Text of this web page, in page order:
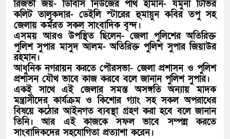
রিজভী জয়- ডিবিসি নিউজের পার্থ হামান- যমুনা টিভির
কলিট তালুকদার- ডেইলি স্টারের হুমায়ুন কবির তপু সহ
জেলায় কর্মরত সকল সাংবাদিক বৃন্দ।
এসময় আরও উপস্থিত ছিলেন- জেলা পুলিশের অতিরিক্ত
পুলিশ সুপার মাসুদ আলম- অতিরিক্ত পুলিশ সুপার জিয়াউর
রহমান।
আধুনিক নগরায়ন করতে পৌরসভা- জেলা প্রশাসন ও পুলিশ
প্রশাসন যৌথ ভাবে কাজ করবে বলে জানান পুলিশ সুপার।
একই সাথে এই জেলার সমস্ত অসঙ্গতি অন্যায় মাদক
মন্ত্রাসীদের কার্যক্রম ও কিশোর গ্যাং সহ সকল অপরাধের
বিষয়ে কঠোর আইনগত ব্যবস্থা গ্রহণ করা হবে বলে জানান
তিনি। আর এই কাজকে সফল ভাবে সম্পন্ন করতে
সাংবাদিকদের সহযোগিতা প্রত্যাশা করেন।